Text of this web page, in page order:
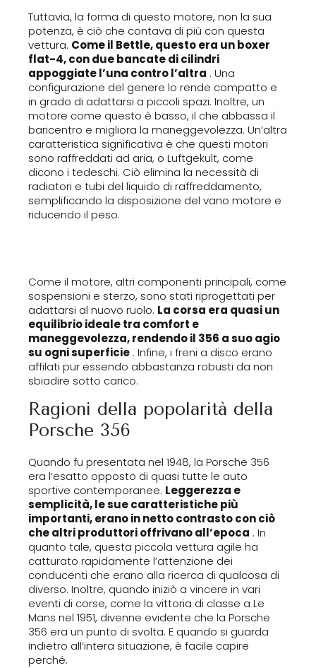
Tuttavia, la forma di questo motore, non la sua
potenza, è ciò che contava di più con questa
vettura. Come il Bettle, questo era un boxer
flat-4, con due bancate di cilindri
appoggiate l’una contro l’altra . Una
configurazione del genere lo rende compatto e
in grado di adattarsi a piccoli spazi. Inoltre, un
motore come questo è basso, il che abbassa il
baricentro e migliora la maneggevolezza. Un’altra
caratteristica significativa è che questi motori
sono raffreddati ad aria, o Luftgekult, come
dicono i tedeschi. Ciò elimina la necessità di
radiatori e tubi del liquido di raffreddamento,
semplificando la disposizione del vano motore e
riducendo il peso.
Come il motore, altri componenti principali, come
sospensioni e sterzo, sono stati riprogettati per
adattarsi al nuovo ruolo. La corsa era quasi un
equilibrio ideale tra comfort e
maneggevolezza, rendendo il 356 a suo agio
su ogni superficie . Infine, i freni a disco erano
affilati pur essendo abbastanza robusti da non
sbiadire sotto carico.
Ragioni della popolarità della
Porsche 356
Quando fu presentata nel 1948, la Porsche 356
era l’esatto opposto di quasi tutte le auto
sportive contemporanee. Leggerezza e
semplicità, le sue caratteristiche più
importanti, erano in netto contrasto con ciò
che altri produttori offrivano all’epoca . In
quanto tale, questa piccola vettura agile ha
catturato rapidamente l’attenzione dei
conducenti che erano alla ricerca di qualcosa di
diverso. Inoltre, quando iniziò a vincere in vari
eventi di corse, come la vittoria di classe a Le
Mans nel 1951, divenne evidente che la Porsche
356 era un punto di svolta. E quando si guarda
indietro all’intera situazione, è facile capire
perché.